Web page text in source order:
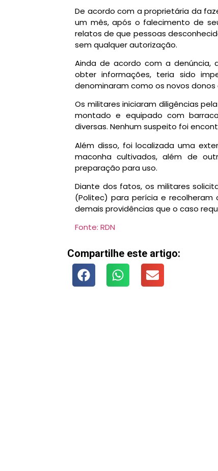
De acordo com a proprietária da
um mês, após o falecimento de
relatos de que pessoas
sem qualquer autorização.
Ainda de acordo com a
obter informações, teria sido
denominaram como os novos donos
Os militares iniciaram diligências
montado e equipado com
diversas. Nenhum suspeito foi
Além disso, foi localizada uma
maconha cultivados, além de
preparação para uso.
Diante dos fatos, os militares
(Politec) para perícia e
demais providências que o caso
Fonte: RDN
Compartilhe este artigo: